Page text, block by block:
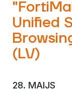
Unified
(LV)
28. MAIJS